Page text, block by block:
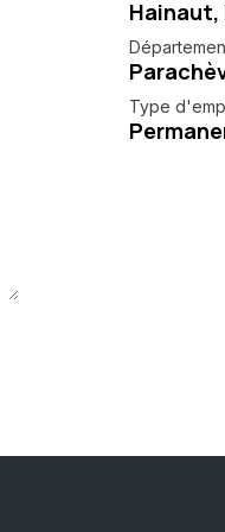
Hainaut,
Type